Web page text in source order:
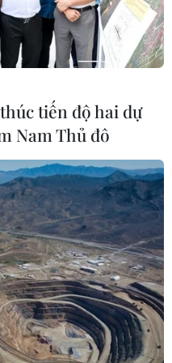
5, vụ cháy tại địa chỉ số 1,
Kính đã tước đi sinh mạng
Vietnam+)
(Vietnam+)
tiến độ hai dự
Nam Thủ đô